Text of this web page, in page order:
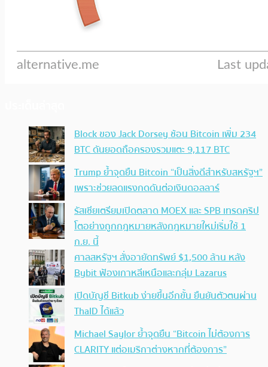
Block ของ Jack Dorsey ช้อน Bitcoin เพิ่ม 234
BTC ดันยอดถือครองรวมแตะ 9,117 BTC
Trump ย้ำจุดยืน Bitcoin “เป็นสิ่งดีสำหรับสหรัฐฯ”
เพราะช่วยลดแรงกดดันต่อเงินดอลลาร์
รัสเซียเตรียมเปิดตลาด MOEX และ SPB เทรดคริป
โตอย่างถูกกฎหมายหลังกฎหมายใหม่เริ่มใช้ 1
ก.ย. นี้
ศาลสหรัฐฯ สั่งอายัดทรัพย์ $1,500 ล้าน หลัง
Bybit ฟ้องเกาหลีเหนือและกลุ่ม Lazarus
เปิดบัญชี Bitkub ง่ายขึ้นอีกขั้น ยืนยันตัวตนผ่าน
ThaID ได้แล้ว
Michael Saylor ย้ำจุดยืน “Bitcoin ไม่ต้องการ
CLARITY แต่อเมริกาต่างหากที่ต้องการ”